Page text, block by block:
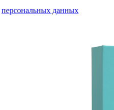
персональных данных